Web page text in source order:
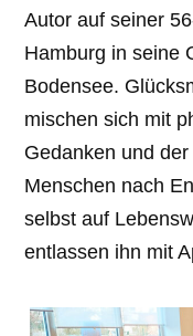
Autor auf seiner
Hamburg in seine
Bodensee.
mischen sich mit
Gedanken und
Menschen nach
selbst auf
entlassen ihn mit